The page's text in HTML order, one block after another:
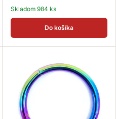
Skladom 984 ks
Do košíka